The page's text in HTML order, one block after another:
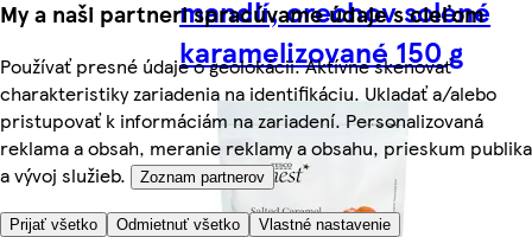
My a naši partneri spracúvame údaje s cieľom
Používať presné údaje o geolokácii. Aktívne skenovať
charakteristiky zariadenia na identifikáciu. Ukladať a/alebo
pristupovať k informáciám na zariadení. Personalizovaná
reklama a obsah, meranie reklamy a obsahu, prieskum publika
a vývoj služieb.
Zoznam partnerov
Prijať všetko Odmietnuť všetko Vlastné nastavenie
mandlí, orechov solené
karamelizované 150 g